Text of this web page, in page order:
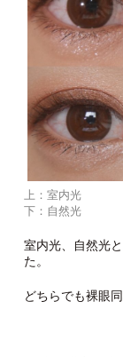
上：室内光
下：自然光
室内光、自然光
た。
どちらでも裸眼